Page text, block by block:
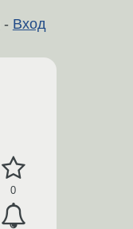
- Вход
0